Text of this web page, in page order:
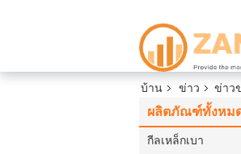
บ้าน ข่าว ข่าว
ผลิตภัณฑ์ทั้งหม
กีลเหล็กเบา